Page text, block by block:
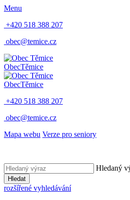
Menu
+420 518 388 207
obec@temice.cz
ObecTěmice
ObecTěmice
+420 518 388 207
obec@temice.cz
Mapa webu Verze pro seniory
Hledaný
Hledat
rozšířené vyhledávání